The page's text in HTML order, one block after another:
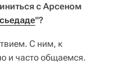
с Арсеном
"?
С ним, к
и часто общаемся.